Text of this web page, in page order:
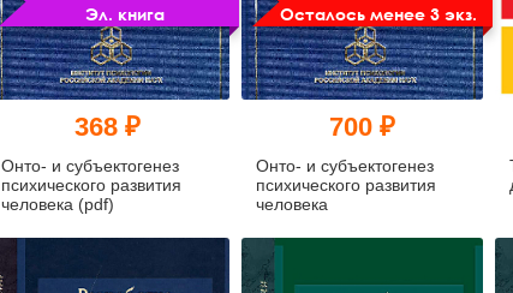
Эл. книга
368 ₽
Онто- и субъектогенез
психического развития
человека (pdf)
Осталось менее 3 экз.
700 ₽
Онто- и субъектогенез
психического развития
человека